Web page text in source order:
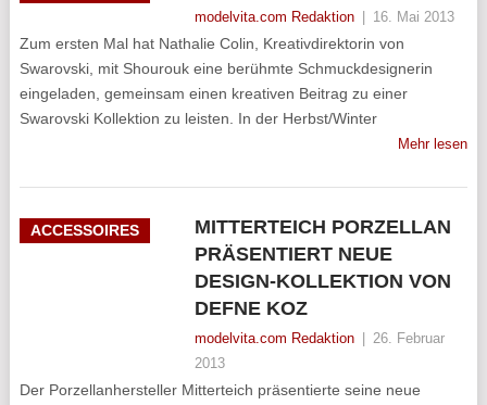
modelvita.com Redaktion 16. Mai 2013
Zum ersten Mal hat Nathalie Colin, Kreativdirektorin von
Swarovski, mit Shourouk eine berühmte Schmuckdesignerin
eingeladen, gemeinsam einen kreativen Beitrag zu einer
Swarovski Kollektion zu leisten. In der Herbst/Winter
Mehr lesen
ACCESSOIRES
MITTERTEICH PORZELLAN
PRÄSENTIERT NEUE
DESIGN-KOLLEKTION VON
DEFNE KOZ
modelvita.com Redaktion
26. Februar
2013
Der Porzellanhersteller Mitterteich präsentierte seine neue